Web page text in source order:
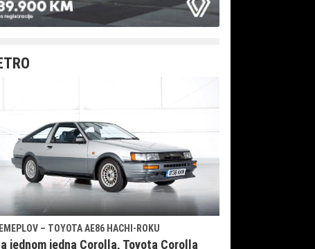
– TOYOTA AE86 HACHI-ROKU
jednom jedna Corolla, Toyota Corolla